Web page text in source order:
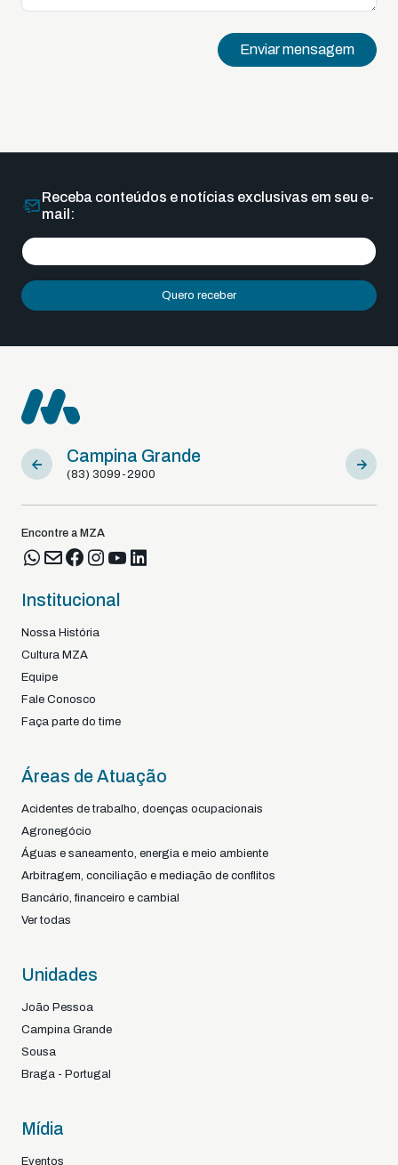
Enviar mensagem
Receba conteúdos e notícias exclusivas em seu e-
mail:
Quero receber
Campina Grande
(83) 3099-2900
Sousa
(83)
Encontre a MZA
Institucional
Nossa História
Cultura MZA
Equipe
Fale Conosco
Faça parte do time
Áreas de Atuação
Acidentes de trabalho, doenças ocupacionais
Agronegócio
Águas e saneamento, energia e meio ambiente
Arbitragem, conciliação e mediação de conflitos
Bancário, financeiro e cambial
Ver todas
Unidades
João Pessoa
Campina Grande
Sousa
Braga - Portugal
Mídia
Eventos